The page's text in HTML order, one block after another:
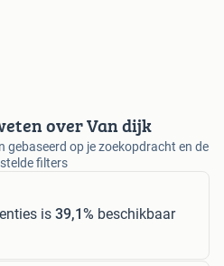
over Van dijk
gebaseerd op je zoekopdracht en de
filters
is 39,1% beschikbaar